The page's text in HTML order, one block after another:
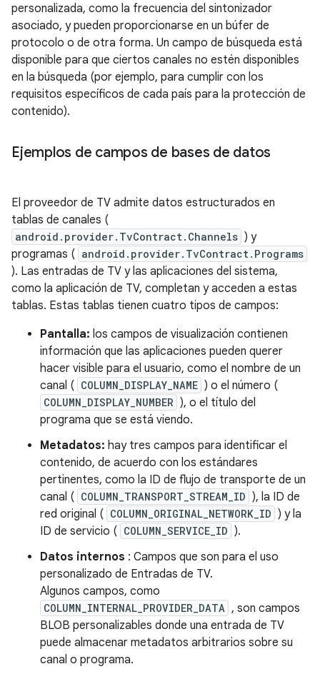
personalizada, como la frecuencia del sintonizador
asociado, y pueden proporcionarse en un búfer de
protocolo o de otra forma. Un campo de búsqueda está
disponible para que ciertos canales no estén disponibles
en la búsqueda (por ejemplo, para cumplir con los
requisitos específicos de cada país para la protección de
contenido).
Ejemplos de campos de bases de datos
El proveedor de TV admite datos estructurados en
tablas de canales (
android.provider.TvContract.Channels ) y
programas ( android.provider.TvContract.Programs
). Las entradas de TV y las aplicaciones del sistema,
como la aplicación de TV, completan y acceden a estas
tablas. Estas tablas tienen cuatro tipos de campos:
Pantalla: los campos de visualización contienen
información que las aplicaciones pueden querer
hacer visible para el usuario, como el nombre de un
canal ( COLUMN_DISPLAY_NAME ) o el número (
COLUMN_DISPLAY_NUMBER ), o el título del
programa que se está viendo.
Metadatos: hay tres campos para identificar el
contenido, de acuerdo con los estándares
pertinentes, como la ID de flujo de transporte de un
canal ( COLUMN_TRANSPORT_STREAM_ID ), la ID de
red original ( COLUMN_ORIGINAL_NETWORK_ID ) y la
ID de servicio ( COLUMN_SERVICE_ID ).
Datos internos : Campos que son para el uso
personalizado de Entradas de TV.
Algunos campos, como
COLUMN_INTERNAL_PROVIDER_DATA , son campos
BLOB personalizables donde una entrada de TV
puede almacenar metadatos arbitrarios sobre su
canal o programa.